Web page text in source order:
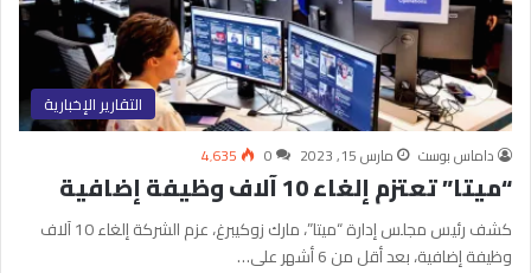
التقارير الإخبارية
داماس بوست مارس 15, 2023 0 4٬635
“ميتا” تعتزم إلغاء 10 آلاف وظيفة إضافية
كشف رئيس مجلس إدارة “ميتا”، مارك زوكيبرغ، عزم الشركة إلغاء 10 آلاف
وظيفة إضافية، بعد أقل من 6 أشهر على…